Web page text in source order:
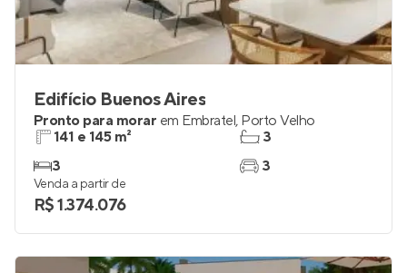
Edifício Buenos Aires
Pronto para morar em Embratel, Porto Velho
141 e 145 m²
3
3
3
Venda a partir de
R$ 1.374.076